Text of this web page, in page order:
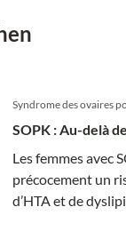
Syndrome des ovaires
SOPK : Au-delà
Les femmes avec
précocement un
d’HTA et de